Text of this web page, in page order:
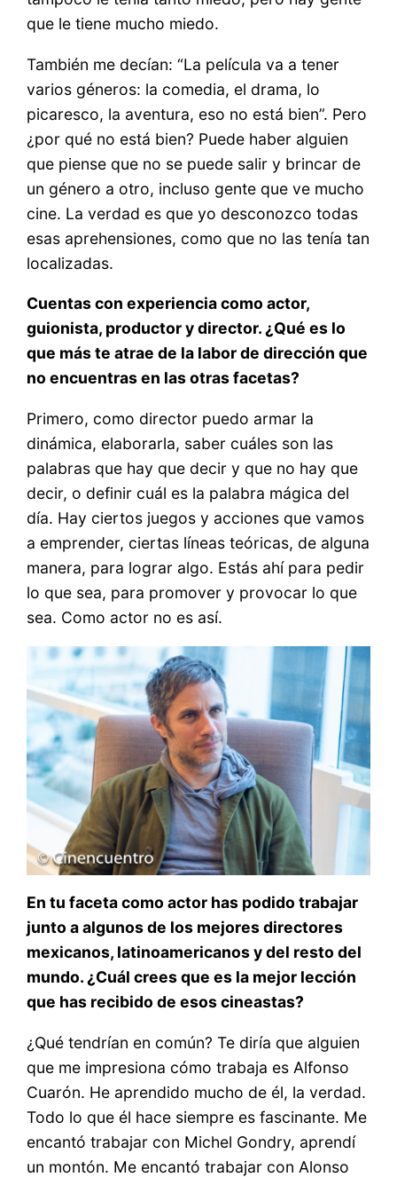
que le tiene mucho miedo.
También me decían: “La película va a tener
varios géneros: la comedia, el drama, lo
picaresco, la aventura, eso no está bien”. Pero
¿por qué no está bien? Puede haber alguien
que piense que no se puede salir y brincar de
un género a otro, incluso gente que ve mucho
cine. La verdad es que yo desconozco todas
esas aprehensiones, como que no las tenía tan
localizadas.
Cuentas con experiencia como actor,
guionista, productor y director. ¿Qué es lo
que más te atrae de la labor de dirección que
no encuentras en las otras facetas?
Primero, como director puedo armar la
dinámica, elaborarla, saber cuáles son las
palabras que hay que decir y que no hay que
decir, o definir cuál es la palabra mágica del
día. Hay ciertos juegos y acciones que vamos
a emprender, ciertas líneas teóricas, de alguna
manera, para lograr algo. Estás ahí para pedir
lo que sea, para promover y provocar lo que
sea. Como actor no es así.
En tu faceta como actor has podido trabajar
junto a algunos de los mejores directores
mexicanos, latinoamericanos y del resto del
mundo. ¿Cuál crees que es la mejor lección
que has recibido de esos cineastas?
¿Qué tendrían en común? Te diría que alguien
que me impresiona cómo trabaja es Alfonso
Cuarón. He aprendido mucho de él, la verdad.
Todo lo que él hace siempre es fascinante. Me
encantó trabajar con Michel Gondry, aprendí
un montón. Me encantó trabajar con Alonso